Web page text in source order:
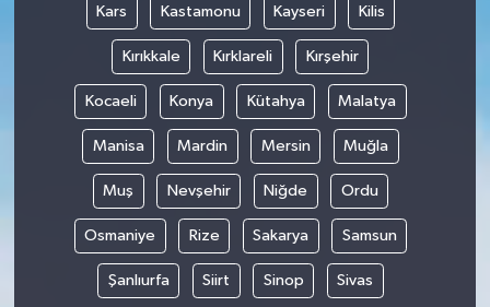
Kars Kastamonu Kayseri Kilis
Kırıkkale Kırklareli Kırşehir
Kocaeli Konya Kütahya Malatya
Manisa Mardin Mersin Muğla
Muş Nevşehir Niğde Ordu
Osmaniye Rize Sakarya Samsun
Şanlıurfa Siirt Sinop Sivas